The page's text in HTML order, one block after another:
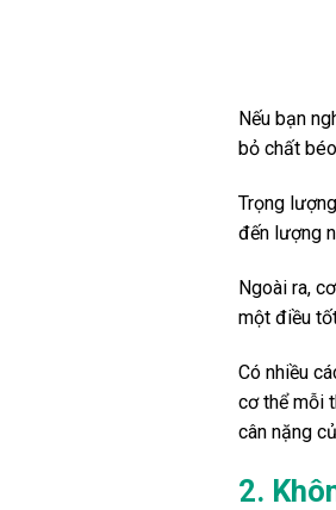
Nếu bạn
bỏ chất
Trọng
đến lượng
Ngoài ra,
một điều
Có nhiều
cơ thể mỗi
cân nặng
2.